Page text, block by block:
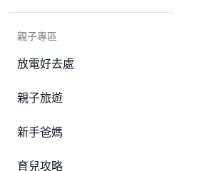
親子專區
放電好去處
親子旅遊
新手爸媽
育兒攻略